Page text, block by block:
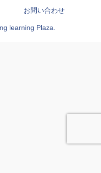
お問い合わせ
learning Plaza.